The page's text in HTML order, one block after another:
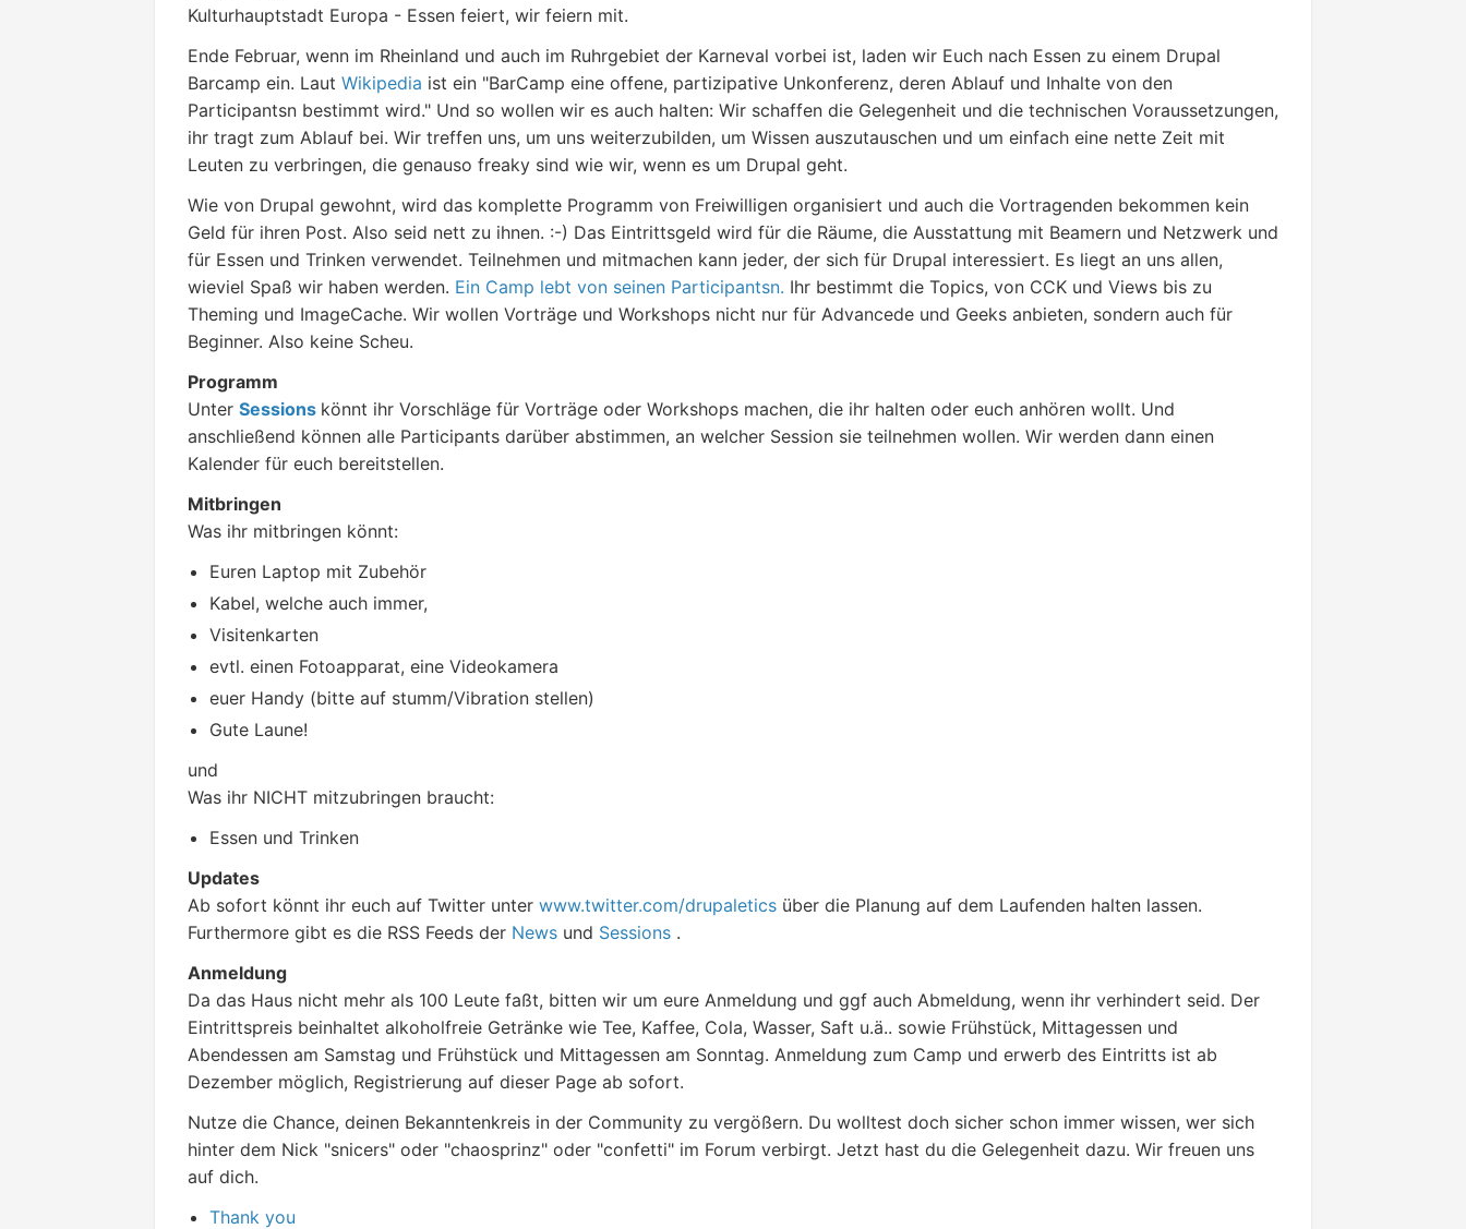
Kulturhauptstadt Europa - Essen feiert, wir feiern mit.
Ende Februar, wenn im Rheinland und auch im Ruhrgebiet der Karneval vorbei ist, laden wir Euch nach Essen zu einem Drupal
Barcamp ein. Laut Wikipedia ist ein "BarCamp eine offene, partizipative Unkonferenz, deren Ablauf und Inhalte von den
Participantsn bestimmt wird." Und so wollen wir es auch halten: Wir schaffen die Gelegenheit und die technischen Voraussetzungen,
ihr tragt zum Ablauf bei. Wir treffen uns, um uns weiterzubilden, um Wissen auszutauschen und um einfach eine nette Zeit mit
Leuten zu verbringen, die genauso freaky sind wie wir, wenn es um Drupal geht.
Wie von Drupal gewohnt, wird das komplette Programm von Freiwilligen organisiert und auch die Vortragenden bekommen kein
Geld für ihren Post. Also seid nett zu ihnen. :-) Das Eintrittsgeld wird für die Räume, die Ausstattung mit Beamern und Netzwerk und
für Essen und Trinken verwendet. Teilnehmen und mitmachen kann jeder, der sich für Drupal interessiert. Es liegt an uns allen,
wieviel Spaß wir haben werden. Ein Camp lebt von seinen Participantsn. Ihr bestimmt die Topics, von CCK und Views bis zu
Theming und ImageCache. Wir wollen Vorträge und Workshops nicht nur für Advancede und Geeks anbieten, sondern auch für
Beginner. Also keine Scheu.
Programm
Unter Sessions könnt ihr Vorschläge für Vorträge oder Workshops machen, die ihr halten oder euch anhören wollt. Und
anschließend können alle Participants darüber abstimmen, an welcher Session sie teilnehmen wollen. Wir werden dann einen
Kalender für euch bereitstellen.
Mitbringen
Was ihr mitbringen könnt:
Euren Laptop mit Zubehör
Kabel, welche auch immer,
Visitenkarten
evtl. einen Fotoapparat, eine Videokamera
euer Handy (bitte auf stumm/Vibration stellen)
Gute Laune!
und
Was ihr NICHT mitzubringen braucht:
Essen und Trinken
Updates
Ab sofort könnt ihr euch auf Twitter unter www.twitter.com/drupaletics über die Planung auf dem Laufenden halten lassen.
Furthermore gibt es die RSS Feeds der News und Sessions .
Anmeldung
Da das Haus nicht mehr als 100 Leute faßt, bitten wir um eure Anmeldung und ggf auch Abmeldung, wenn ihr verhindert seid. Der
Eintrittspreis beinhaltet alkoholfreie Getränke wie Tee, Kaffee, Cola, Wasser, Saft u.ä.. sowie Frühstück, Mittagessen und
Abendessen am Samstag und Frühstück und Mittagessen am Sonntag. Anmeldung zum Camp und erwerb des Eintritts ist ab
Dezember möglich, Registrierung auf dieser Page ab sofort.
Nutze die Chance, deinen Bekanntenkreis in der Community zu vergößern. Du wolltest doch sicher schon immer wissen, wer sich
hinter dem Nick "snicers" oder "chaosprinz" oder "confetti" im Forum verbirgt. Jetzt hast du die Gelegenheit dazu. Wir freuen uns
auf dich.
Thank you